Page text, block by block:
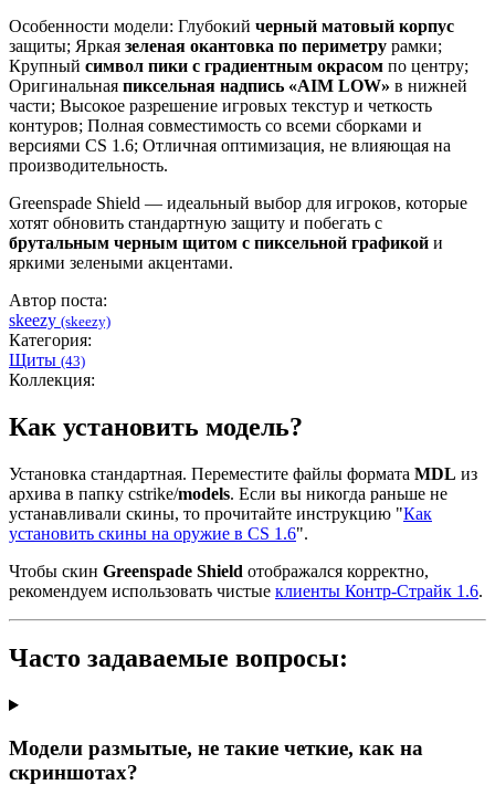
Особенности модели: Глубокий черный матовый корпус
защиты; Яркая зеленая окантовка по периметру рамки;
Крупный символ пики с градиентным окрасом по центру;
Оригинальная пиксельная надпись «AIM LOW» в нижней
части; Высокое разрешение игровых текстур и четкость
контуров; Полная совместимость со всеми сборками и
версиями CS 1.6; Отличная оптимизация, не влияющая на
производительность.
Greenspade Shield — идеальный выбор для игроков, которые
хотят обновить стандартную защиту и побегать с
брутальным черным щитом с пиксельной графикой и
яркими зелеными акцентами.
Автор поста:
skeezy (skeezy)
Категория:
Щиты (43)
Коллекция:
Как установить модель?
Установка стандартная. Переместите файлы формата MDL из
архива в папку cstrike/models. Если вы никогда раньше не
устанавливали скины, то прочитайте инструкцию "Как
установить скины на оружие в CS 1.6".
Чтобы скин Greenspade Shield отображался корректно,
рекомендуем использовать чистые клиенты Контр-Страйк 1.6.
Часто задаваемые вопросы:
Модели размытые, не такие четкие, как на
скриншотах?